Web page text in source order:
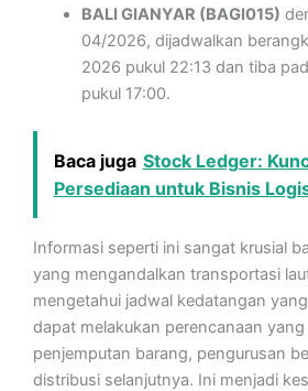
BALI GIANYAR (BAGI015)
04/2026, dijadwalkan
2026 pukul 22:13 dan tiba
pukul 17:00.
Baca juga Stock Ledger:
Persediaan untuk Bisnis
Informasi seperti ini sangat krusial
yang mengandalkan transportasi
mengetahui jadwal kedatangan
dapat melakukan perencanaan
penjemputan barang, pengurusan
distribusi selanjutnya. Ini menjadi